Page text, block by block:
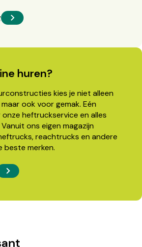
huren?
kies je niet alleen
ook voor gemak. Eén
heftruckservice en alles
ons eigen magazijn
reachtrucks en andere
beste merken.